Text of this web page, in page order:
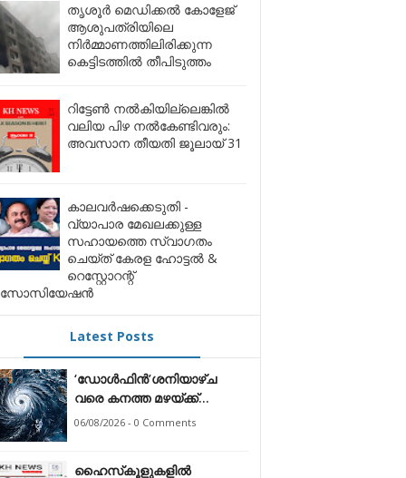
തൃശൂർ മെഡിക്കൽ കോളേജ്
ആശുപത്രിയിലെ
നിർമ്മാണത്തിലിരിക്കുന്ന
കെട്ടിടത്തിൽ തീപിടുത്തം
റിട്ടേൺ നൽകിയില്ലെങ്കിൽ
വലിയ പിഴ നൽകേണ്ടിവരും:
അവസാന തീയതി ജൂലായ് 31
കാലവർഷക്കെടുതി -
വ്യാപാര മേഖലക്കുള്ള
സഹായത്തെ സ്വാഗതം
ചെയ്ത് കേരള ഹോട്ടൽ &
റെസ്റ്റോറന്റ്
Latest Posts
‘ഡോൾഫിൻ’ശനിയാഴ്ച
വരെ കനത്ത മഴയ്ക്ക്
സാധ്യത;
06/08/2026 - 0 Comments
ഹൈസ്‌കൂളുകളിൽ